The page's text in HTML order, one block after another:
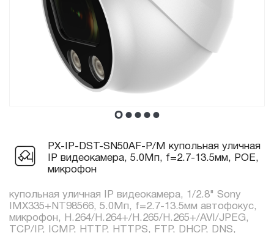
PX-IP-DST-SN50AF-P/M купольная уличная
IP видеокамера, 5.0Мп, f=2.7-13.5мм, POE,
микрофон
купольная уличная IP видеокамера, 1/2.8" Sony
IMX335+NT98566, 5.0Мп, f=2.7-13.5мм автофокус,
микрофон, H.264/H.264+/H.265/H.265+/AVI/JPEG,
TCP/IP, ICMP, HTTP, HTTPS, FTP, DHCP, DNS,